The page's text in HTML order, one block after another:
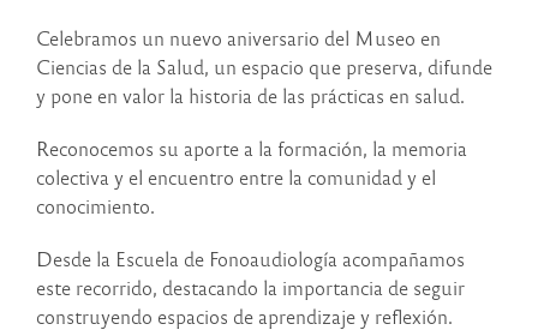
Celebramos un nuevo aniversario del Museo en
Ciencias de la Salud, un espacio que preserva, difunde
y pone en valor la historia de las prácticas en salud.
Reconocemos su aporte a la formación, la memoria
colectiva y el encuentro entre la comunidad y el
conocimiento.
Desde la Escuela de Fonoaudiología acompañamos
este recorrido, destacando la importancia de seguir
construyendo espacios de aprendizaje y reflexión.